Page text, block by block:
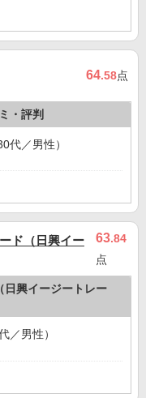
64.58点
・評判
代／男性）
ド（日興イー
63.84
点
日興イージートレー
／男性）